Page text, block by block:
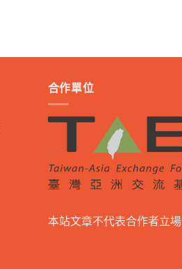
合作單位
本站文章不代表合作者立場